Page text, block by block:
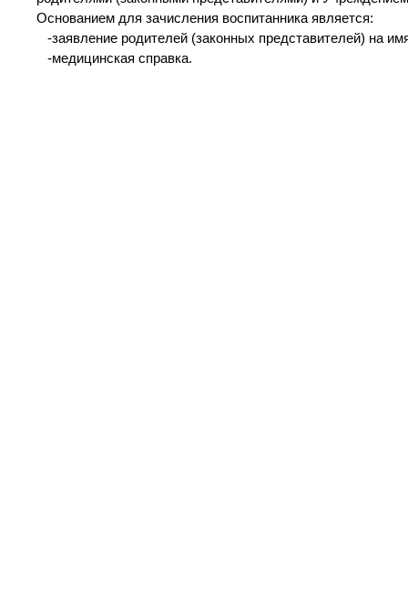
Основанием для зачисления воспитанника является:
-заявление родителей (законных представителей) на
-медицинская справка.